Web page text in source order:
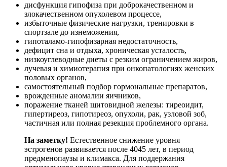
дисфункция гипофиза при доброкачественном и
злокачественном опухолевом процессе,
избыточные физические нагрузки, тренировки в
спортзале до изнеможения,
гипоталамо-гипофизарная недостаточность,
дефицит сна и отдыха, хроническая усталость,
низкоуглеводные диеты с резким ограничением жиров,
лучевая и химиотерапия при онкопатологиях женских
половых органов,
самостоятельный подбор гормональные препаратов,
врожденные аномалии яичников,
поражение тканей щитовидной железы: тиреоидит,
гипертиреоз, гипотиреоз, опухоли, рак, узловой зоб,
частичная или полная резекция проблемного органа.
На заметку! Естественное снижение уровня
эстрогенов развивается после 4045 лет, в период
предменопаузы и климакса. Для поддержания